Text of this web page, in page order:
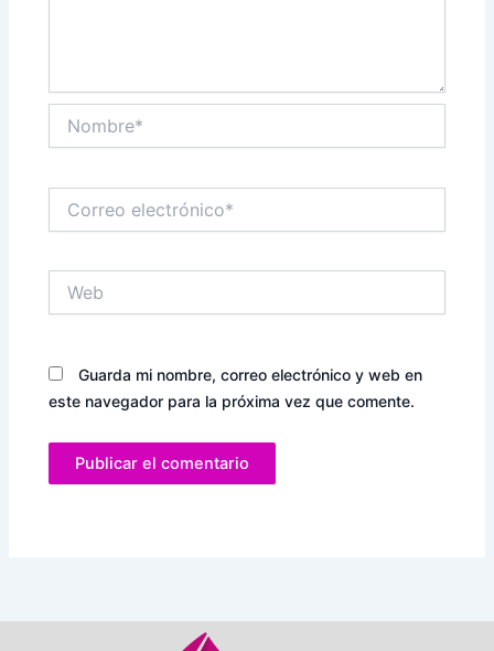
electrónico*
Guarda mi nombre, correo electrónico y web en
este navegador para la próxima vez que comente.